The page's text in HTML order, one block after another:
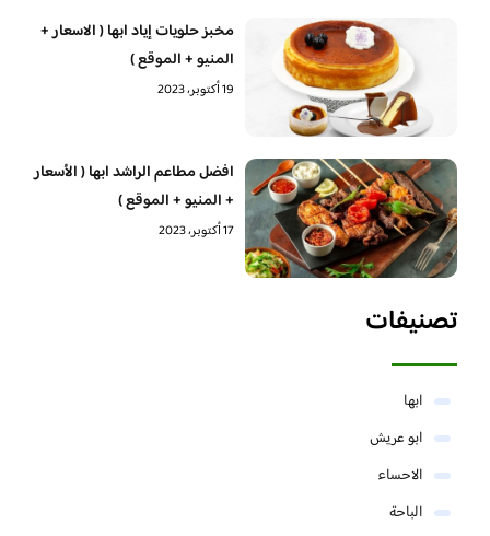
مخبز حلويات إياد ابها ( الاسعار +
المنيو + الموقع )
19 أكتوبر، 2023
افضل مطاعم الراشد ابها ( الأسعار
+ المنيو + الموقع )
17 أكتوبر، 2023
تصنيفات
ابها
ابو عريش
الاحساء
الباحة